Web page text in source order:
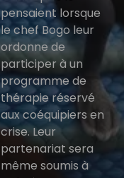
pensaient lorsque
le chef Bogo leur
ordonne de
participer à un
programme de
thérapie réservé
aux coéquipiers en
crise. Leur
partenariat sera
même soumis à